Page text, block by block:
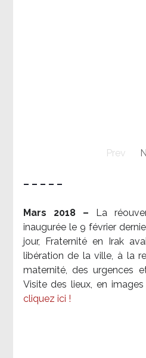
Prev
– – – – –
Mars 2018 – La
inaugurée le 9 février
jour, Fraternité en Irak
libération de la ville, à la
maternité, des urgences
Visite des lieux, en images
cliquez ici !